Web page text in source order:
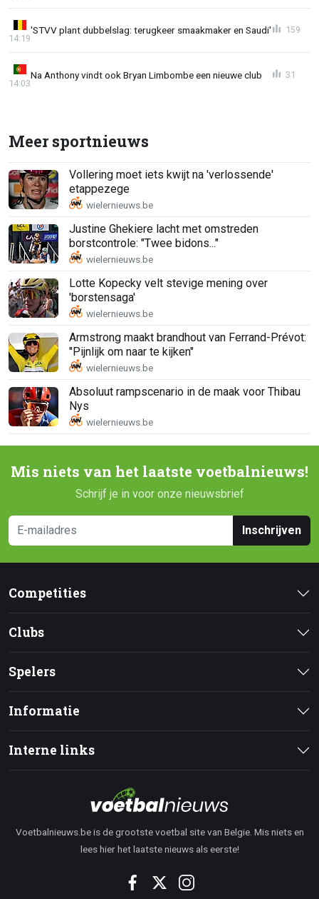
'STVV plant dubbelslag: terugkeer smaakmaker en Saudi'
14:19
159
Na Anthony vindt ook Bryan Limbombe een nieuwe club
14:03
31
Meer sportnieuws
Vollering moet iets kwijt na 'verlossende'
etappezege
Justine Ghekiere lacht met omstreden
borstcontrole: "Twee bidons..."
Lotte Kopecky velt stevige mening over
'borstensaga'
Armstrong maakt brandhout van Ferrand-Prévot:
"Pijnlijk om naar te kijken"
Absoluut rampscenario in de maak voor Thibau
Nys
Mis niets van het laatste voetbalnieuws!
Schrijf je in voor onze nieuwsbrief
Inschrijven
Competities
Clubs
Spelers
Informatie
Interne links
Voetbalnieuws.be is de grootste voetbal site van Belgie. Mis niets en
lees hier het laatste nieuws als eerste!